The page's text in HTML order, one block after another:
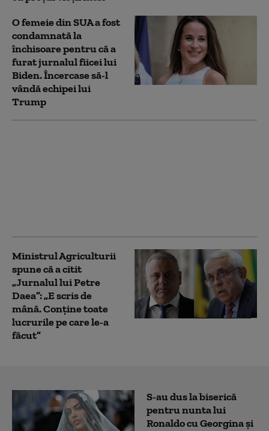
O femeie din SUA a fost
condamnată la
închisoare pentru că a
furat jurnalul fiicei lui
Biden. Încercase să-l
vândă echipei lui
Trump
Ministrul Agriculturii
spune că a citit
„Jurnalul lui Petre
Daea”: „E scris de
mână. Conține toate
lucrurile pe care le-a
făcut”
S-au dus la biserică
pentru nunta lui
Ronaldo cu Georgina și